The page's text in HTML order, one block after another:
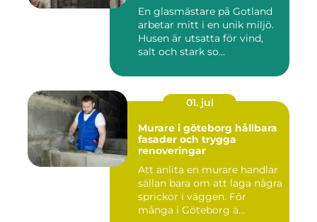
En glasmästare på Gotland
arbetar mitt i en unik miljö.
Husen är utsatta för vind,
salt och stark so...
01. jul
Murare i göteborg hållbara
fasader och trygga
renoveringar
Att anlita en murare handlar
sällan bara om att laga några
sprickor i väggen. För
många i Göteborg ä...